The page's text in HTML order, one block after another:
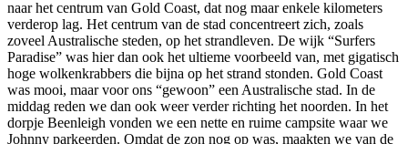
naar het centrum van Gold Coast, dat nog maar enkele kilometers
verderop lag. Het centrum van de stad concentreert zich, zoals
zoveel Australische steden, op het strandleven. De wijk “Surfers
Paradise” was hier dan ook het ultieme voorbeeld van, met gigatisch
hoge wolkenkrabbers die bijna op het strand stonden. Gold Coast
was mooi, maar voor ons “gewoon” een Australische stad. In de
middag reden we dan ook weer verder richting het noorden. In het
dorpje Beenleigh vonden we een nette en ruime campsite waar we
Johnny parkeerden. Omdat de zon nog op was, maakten we van de